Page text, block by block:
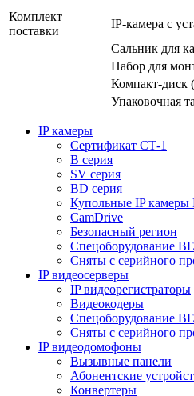
Комплект
поставки
IP-камера с
Сальник для
Набор для
Компакт-диск
Упаковочная
IP камеры
Сертификат СТ-1
B серия
SV серия
BD серия
Купольные IP камеры
CamDrive
Безопасный регион
Спецоборудование
Сняты с серийного
IP видеосерверы
IP видеорегистраторы
Видеокодеры
Спецоборудование
Сняты с серийного
IP видеодомофоны
Вызывные панели
Абонентские
Конвертеры